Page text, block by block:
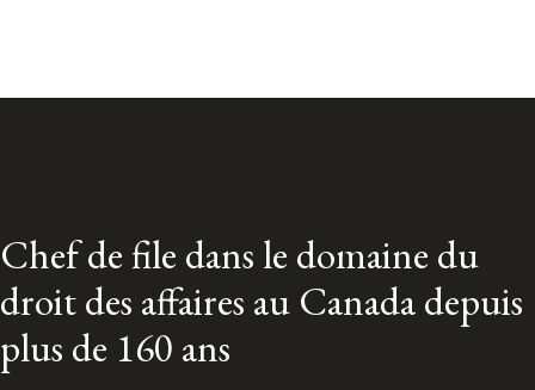
Chef de file dans le domaine du
droit des affaires au Canada depuis
plus de 160 ans